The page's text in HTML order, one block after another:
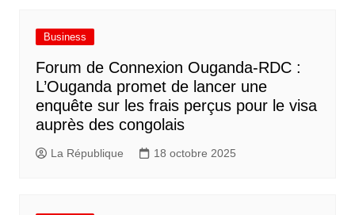
Business
Forum de Connexion Ouganda-RDC :
L’Ouganda promet de lancer une
enquête sur les frais perçus pour le visa
auprès des congolais
La République 18 octobre 2025